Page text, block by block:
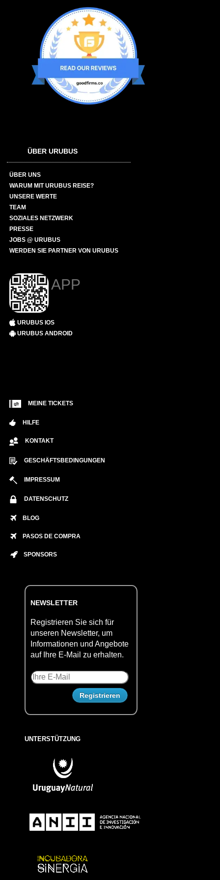
ÜBER URUBUS
ÜBER UNS
WARUM MIT URUBUS REISE?
UNSERE WERTE
TEAM
SOZIALES NETZWERK
PRESSE
JOBS @ URUBUS
WERDEN SIE PARTNER VON URUBUS
APP
URUBUS IOS
URUBUS ANDROID
MEINE TICKETS
HILFE
KONTAKT
GESCHÄFTSBEDINGUNGEN
IMPRESSUM
DATENSCHUTZ
BLOG
PASOS DE COMPRA
SPONSORS
NEWSLETTER
Registrieren Sie sich für
unseren Newsletter, um
Informationen und Angebote
auf Ihre E-Mail zu erhalten.
UNTERSTÜTZUNG